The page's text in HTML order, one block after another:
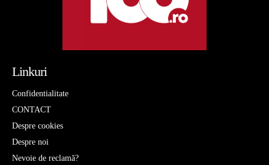
Linkuri
Confidentialitate
CONTACT
Despre cookies
Despre noi
Nevoie de reclamă?